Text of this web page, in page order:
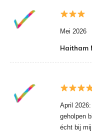
Mei 2026
Haitham
April
geholpen
écht bij